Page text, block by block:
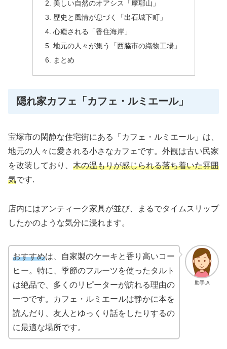
美しい自然のオアシス「摩耶山」
歴史と風情が息づく「出石城下町」
心癒される「香住海岸」
地元の人々が集う「西脇市の織物工場」
まとめ
隠れ家カフェ「カフェ・ルミエール」
宝塚市の閑静な住宅街にある「カフェ・ルミエール」は、
地元の人々に愛される小さなカフェです。外観は古い民家
を改装しており、 木の温もりが感じられる落ち着いた雰囲
気です.
店内にはアンティーク家具が並び、まるでタイムスリップ
したかのような気分に浸れます。
助手.A
おすすめは、自家製のケーキと香り高いコー
ヒー。特に、季節のフルーツを使ったタルト
は絶品で、多くのリピーターが訪れる理由の
一つです。カフェ・ルミエールは静かに本を
読んだり、友人とゆっくり話をしたりするの
に最適な場所です。